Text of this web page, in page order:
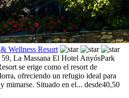
Wellness Resort
La Massana El Hotel AnyósPark
se erige como el resort de
ofreciendo un refugio ideal para
mimarse. Situado en el... desde40,50